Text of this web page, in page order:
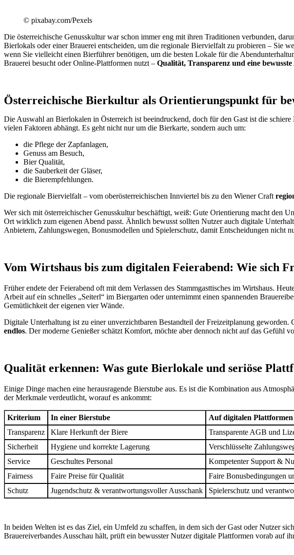
© pixabay.com/Pexels
Die österreichische Genusskultur war schon immer eng mit ihren Traditionen verbunden,
Bierlokals oder einer Brauerei entscheiden, um die regionale Biervielfalt zu probieren – Sie
wenn Sie vielleicht einen Bierführer benötigen, um die besten Lokale für die
Brauerei besucht oder Online-Plattformen nutzt – Qualität, Transparenz und eine
Österreichische Bierkultur als Orientierungspunkt für
Die Auswahl an Bierlokalen in Österreich ist beeindruckend, doch für den Gast ist die
vielen Faktoren abhängt. Es geht nicht nur um die Bierkarte, sondern auch um:
die Pflege der Zapfanlagen,
Genuss am Besuch,
Bier Qualität,
die Sauberkeit der Gläser,
die Bierempfehlungen.
Die regionale Biervielfalt – vom oberösterreichischen Innviertel bis zu den Wiener Craft
Wer sich mit österreichischer Genusskultur beschäftigt, weiß: Gute Orientierung macht den
Ort wirklich zum eigenen Abend passt. Ähnlich bewusst sollten Nutzer auch digitale
Anbietern, Zahlungswegen, Bonusmodellen und Spielerschutz, damit Entscheidungen nicht
Vom Wirtshaus bis zum digitalen Feierabend: Wie sich
Früher endete der Feierabend oft mit dem Verlassen des Stammgasttisches im Wirtshaus.
Arbeit auf ein schnelles „Seiterl“ im Biergarten oder unternimmt einen spannenden
Gemütlichkeit der eigenen vier Wände.
Digitale Unterhaltung ist zu einer unverzichtbaren Bestandteil der Freizeitplanung
endlos. Der moderne Genießer schätzt Komfort, möchte aber dennoch nicht auf das Gefühl
Qualität erkennen: Was gute Bierlokale und seriöse
Einige Dinge machen eine herausragende Bierstube aus. Es ist die Kombination aus
der Merkmale verdeutlicht, worauf es ankommt:
Kriterium In einer Bierstube
Auf digitalen Plattformen
Transparenz
Klare Herkunft der Biere
Transparente AGB und
Sicherheit
Hygiene und korrekte Lagerung
Verschlüsselte
Service
Geschultes Personal
Kompetenter Support &
Fairness
Faire Preise für Qualität
Faire Bonusbedingungen
Schutz
Jugendschutz & verantwortungsvoller Ausschank Spielerschutz und
In beiden Welten ist es das Ziel, ein Umfeld zu schaffen, in dem sich der Gast oder Nutzer
Brauereiverbandes Ausschau hält, prüft ein bewusster Nutzer digitale Plattformen vorab auf